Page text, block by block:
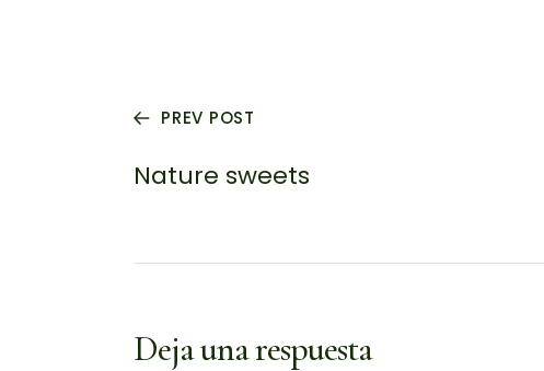
PREV POST
Nature sweets
Deja una respuesta